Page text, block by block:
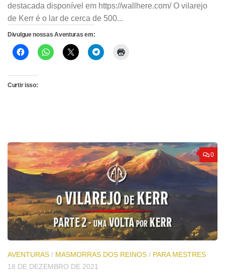
destacada disponível em https://wallhere.com/ O vilarejo
de Kerr é o lar de cerca de 500...
Divulgue nossas Aventuras em:
Curtir isso:
0
AVENTURAS / MASMORRAS DOS REINOS / PARA MESTRES
18 DE DEZEMBRO DE 2021